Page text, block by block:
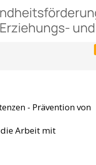
- Prävention von
Arbeit mit